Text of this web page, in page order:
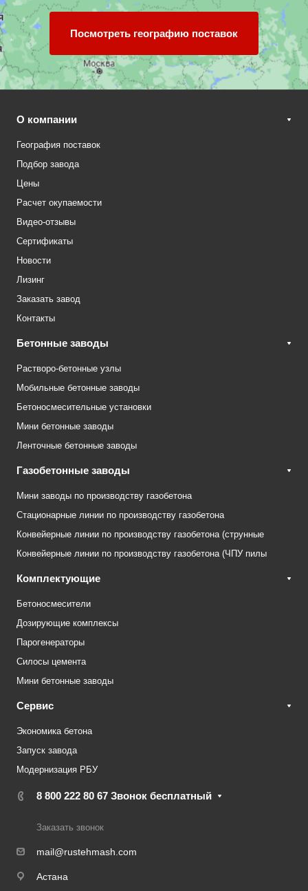
Посмотреть географию поставок
О компании
География поставок
Подбор завода
Цены
Расчет окупаемости
Видео-отзывы
Сертификаты
Новости
Лизинг
Заказать завод
Контакты
Бетонные заводы
Растворо-бетонные узлы
Мобильные бетонные заводы
Бетоносмесительные установки
Мини бетонные заводы
Ленточные бетонные заводы
Газобетонные заводы
Мини заводы по производству газобетона
Стационарные линии по производству газобетона
Конвейерные линии по производству газобетона (струнные
Конвейерные линии по производству газобетона (ЧПУ пилы
Комплектующие
Бетоносмесители
Дозирующие комплексы
Парогенераторы
Силосы цемента
Мини бетонные заводы
Сервис
Экономика бетона
Запуск завода
Модернизация РБУ
8 800 222 80 67 Звонок бесплатный
Заказать звонок
mail@rustehmash.com
Астана